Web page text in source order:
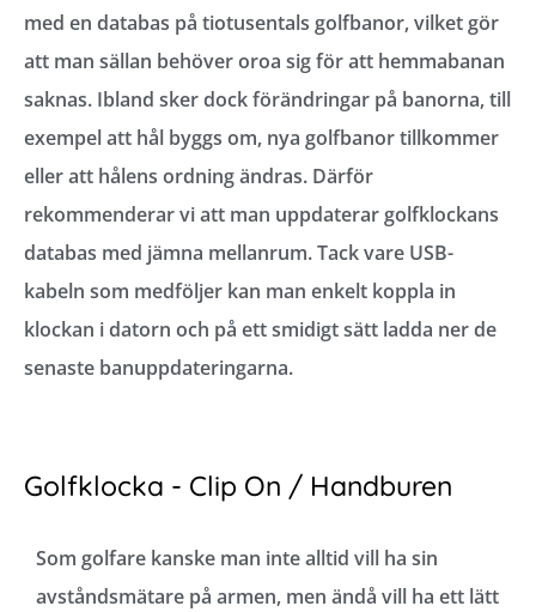
med en databas på tiotusentals golfbanor, vilket gör
att man sällan behöver oroa sig för att hemmabanan
saknas. Ibland sker dock förändringar på banorna, till
exempel att hål byggs om, nya golfbanor tillkommer
eller att hålens ordning ändras. Därför
rekommenderar vi att man uppdaterar golfklockans
databas med jämna mellanrum. Tack vare USB-
kabeln som medföljer kan man enkelt koppla in
klockan i datorn och på ett smidigt sätt ladda ner de
senaste banuppdateringarna.
Golfklocka - Clip On / Handburen
Som golfare kanske man inte alltid vill ha sin
avståndsmätare på armen, men ändå vill ha ett lätt